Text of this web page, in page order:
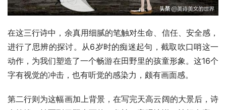
在这三行诗中，余真用细腻的笔触对生命、信任、安全感，
进行了思辨的探讨。从6岁时的痴迷起句，截取吹口哨这一
动作，为我们塑造了一个畅游在田野里的孩童形象。这16个
字有视觉的冲击，也有听觉的感染力，颇有画面感。
第二行则为这幅画加上背景，在写完天高云阔的大景后，诗